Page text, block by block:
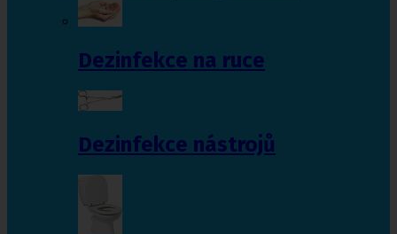
Dezinfekce na ruce
Dezinfekce nástrojů